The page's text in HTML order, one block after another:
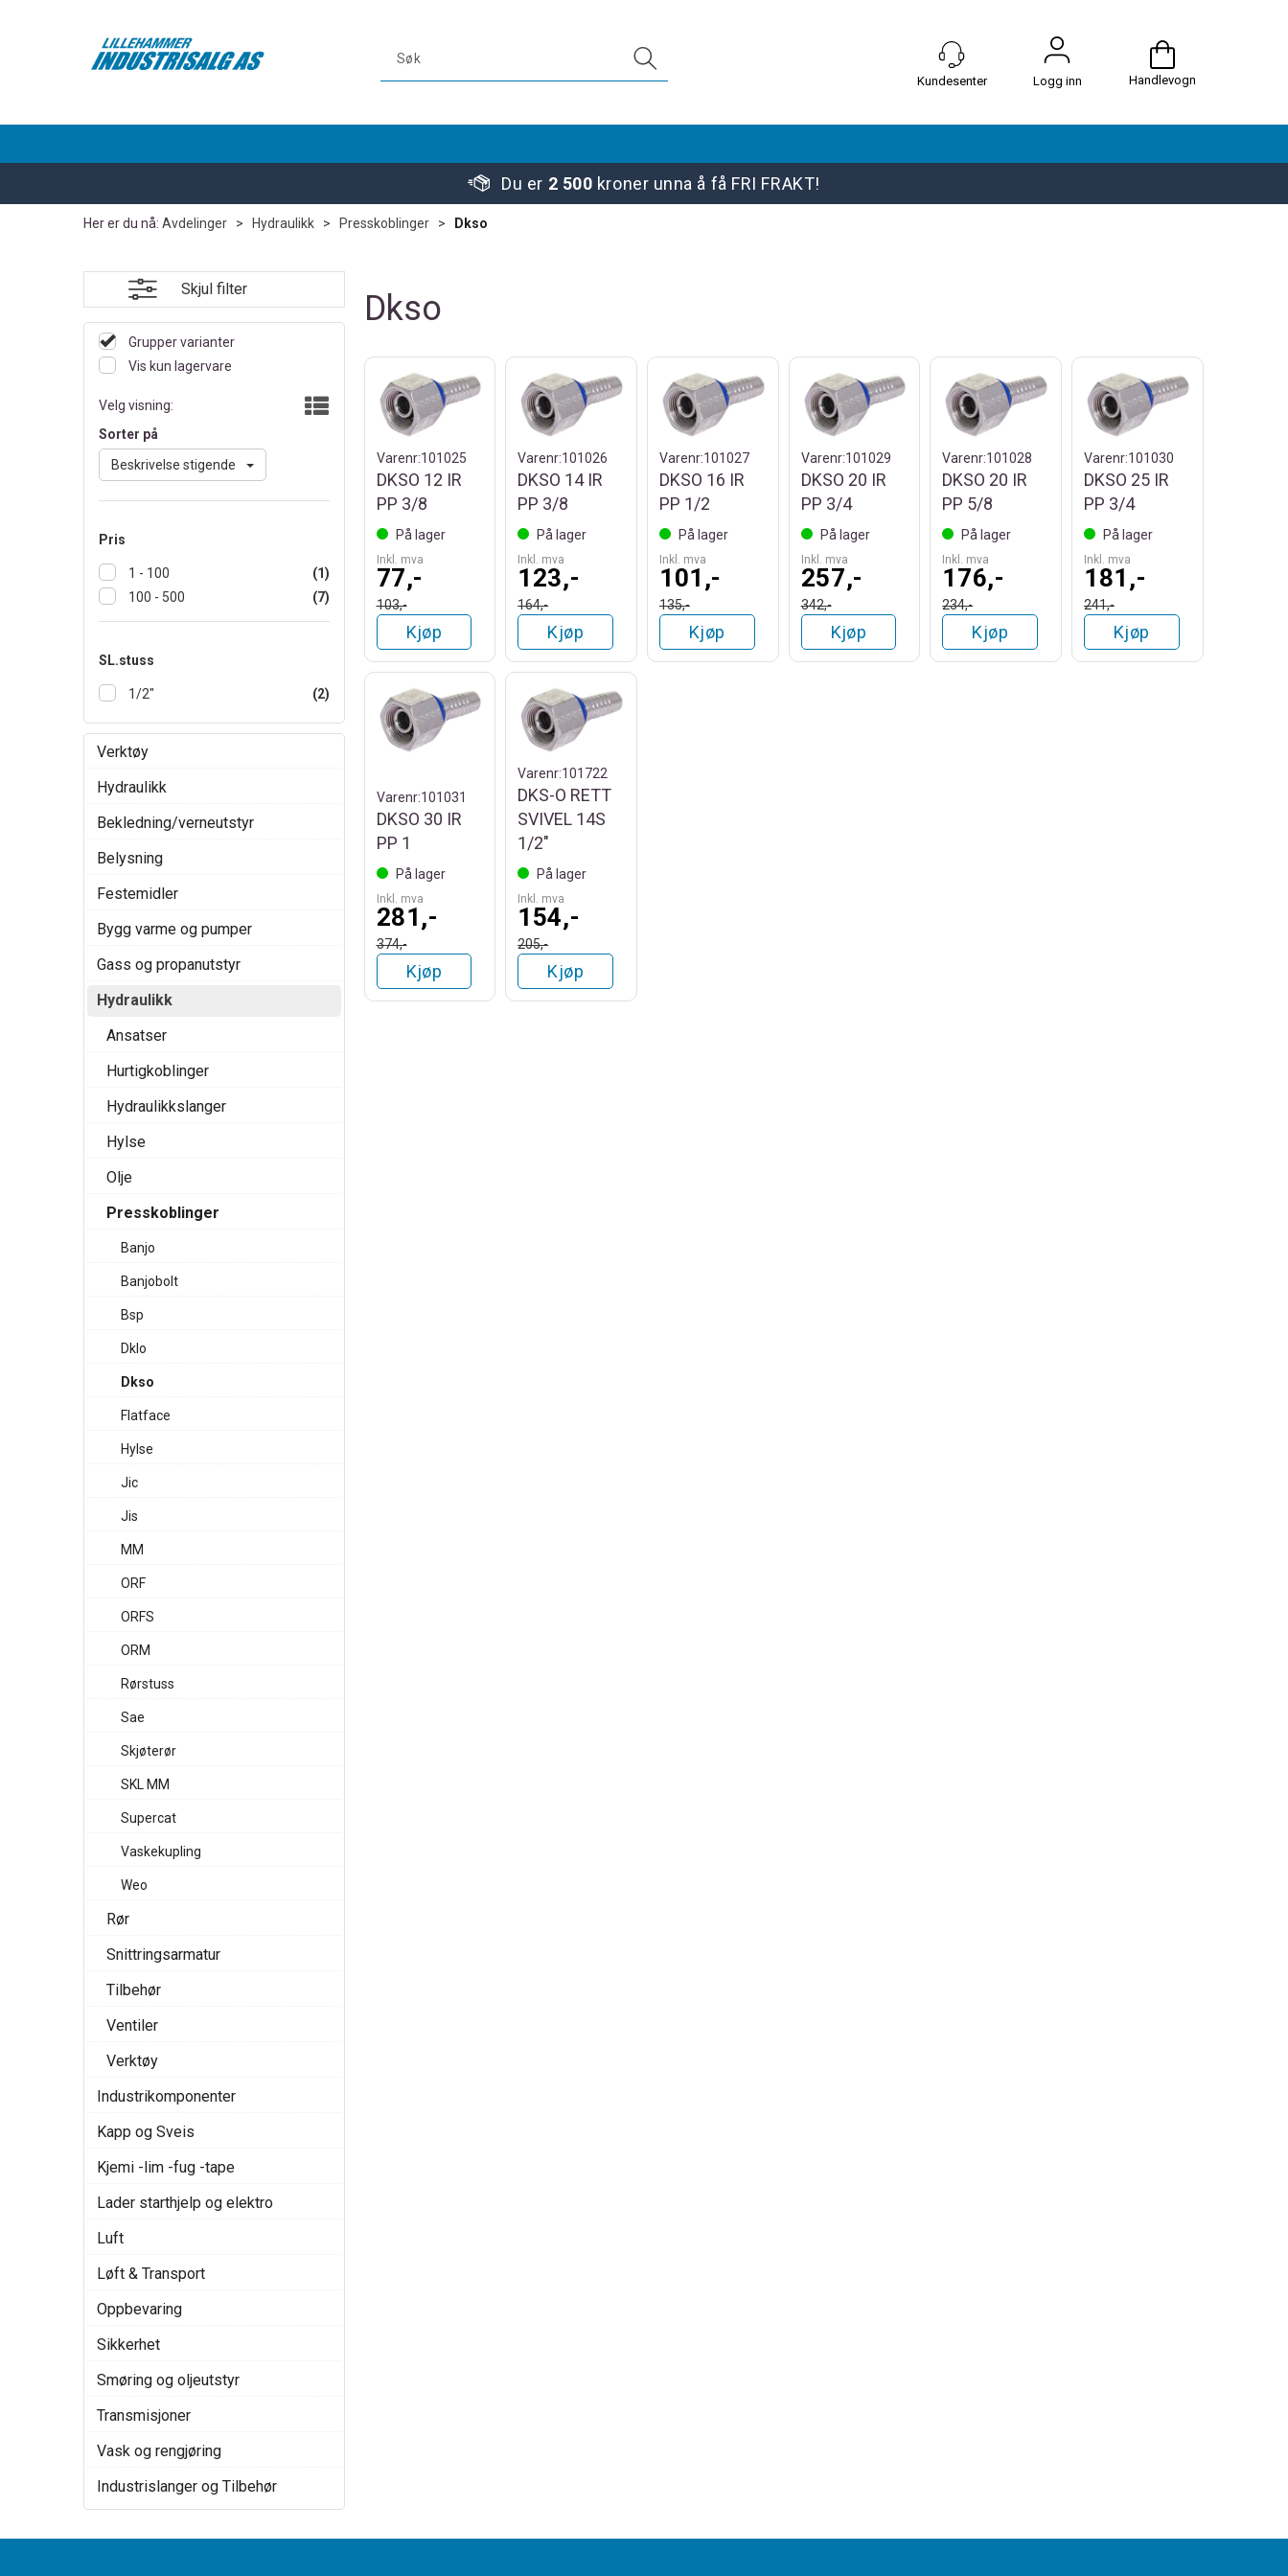
Logg inn Handlevogn
Du er 2 500 kroner unna å få FRI FRAKT!
Her er du nå: Avdelinger > Hydraulikk > Presskoblinger > Dkso
Skjul filter
Grupper varianter
Vis kun lagervare
Velg visning:
Sorter på
Beskrivelse stigende
Pris
1 - 100
(1)
100 - 500
(7)
SL.stuss
1/2" (2)
Verktøy
Hydraulikk
Bekledning/verneutstyr
Belysning
Festemidler
Bygg varme og pumper
Gass og propanutstyr
Hydraulikk
Ansatser
Hurtigkoblinger
Hydraulikkslanger
Hylse
Olje
Presskoblinger
Banjo
Banjobolt
Bsp
Dklo
Dkso
Flatface
Hylse
Jic
Jis
MM
ORF
ORFS
ORM
Rørstuss
Sae
Skjøterør
SKL MM
Supercat
Vaskekupling
Weo
Rør
Snittringsarmatur
Tilbehør
Ventiler
Verktøy
Industrikomponenter
Kapp og Sveis
Kjemi -lim -fug -tape
Lader starthjelp og elektro
Luft
Løft & Transport
Oppbevaring
Sikkerhet
Smøring og oljeutstyr
Transmisjoner
Vask og rengjøring
Industrislanger og Tilbehør
Dkso
Varenr:101025
DKSO 12 IR
PP 3/8
På lager
Inkl. mva
77,-
103,-
Kjøp
Varenr:101026
DKSO 14 IR
PP 3/8
På lager
Inkl. mva
123,-
164,-
Kjøp
Varenr:101027
DKSO 16 IR
PP 1/2
På lager
Inkl. mva
101,-
135,-
Kjøp
Varenr:101029
DKSO 20 IR
PP 3/4
På lager
Inkl. mva
257,-
342,-
Kjøp
Varenr:101028
DKSO 20 IR
PP 5/8
På lager
Inkl. mva
176,-
234,-
Kjøp
Varenr:101030
DKSO 25 IR
PP 3/4
På lager
Inkl. mva
181,-
241,-
Kjøp
Varenr:101031
DKSO 30 IR
PP 1
På lager
Inkl. mva
281,-
374,-
Kjøp
Varenr:101722
DKS-O RETT
SVIVEL 14S
1/2"
På lager
Inkl. mva
154,-
205,-
Kjøp